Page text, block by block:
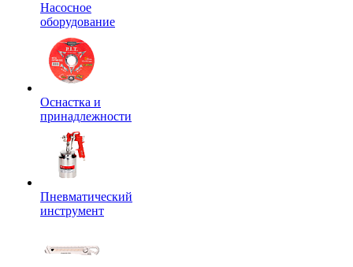
Насосное
оборудование
Оснастка и
принадлежности
Пневматический
инструмент